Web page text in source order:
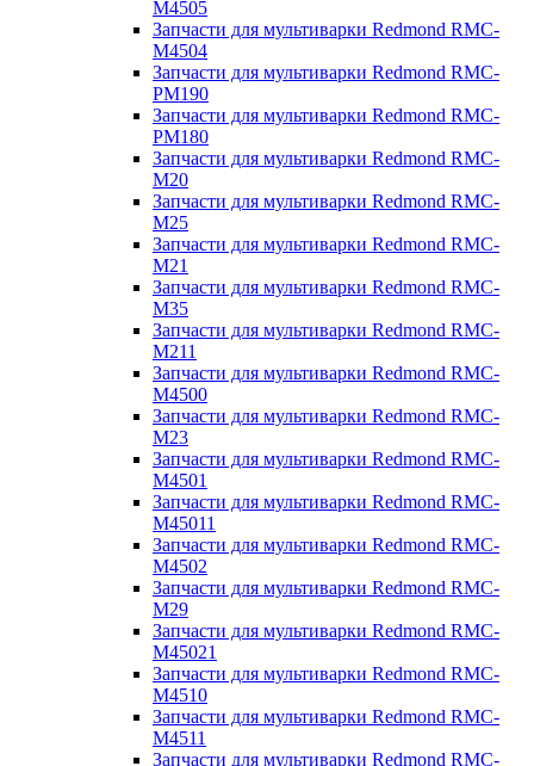
M4505
Запчасти для мультиварки Redmond RMC-
M4504
Запчасти для мультиварки Redmond RMC-
PM190
Запчасти для мультиварки Redmond RMC-
PM180
Запчасти для мультиварки Redmond RMC-
M20
Запчасти для мультиварки Redmond RMC-
M25
Запчасти для мультиварки Redmond RMC-
M21
Запчасти для мультиварки Redmond RMC-
M35
Запчасти для мультиварки Redmond RMC-
M211
Запчасти для мультиварки Redmond RMC-
M4500
Запчасти для мультиварки Redmond RMC-
M23
Запчасти для мультиварки Redmond RMC-
M4501
Запчасти для мультиварки Redmond RMC-
M45011
Запчасти для мультиварки Redmond RMC-
M4502
Запчасти для мультиварки Redmond RMC-
M29
Запчасти для мультиварки Redmond RMC-
M45021
Запчасти для мультиварки Redmond RMC-
M4510
Запчасти для мультиварки Redmond RMC-
M4511
Запчасти для мультиварки Redmond RMC-